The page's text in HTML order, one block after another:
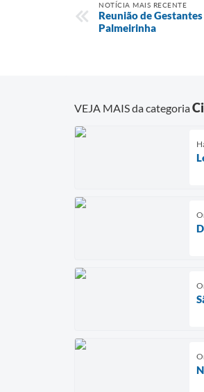
NOTÍCIA MAIS RECENTE
Reunião de
Palmeirinha
VEJA MAIS da categoria